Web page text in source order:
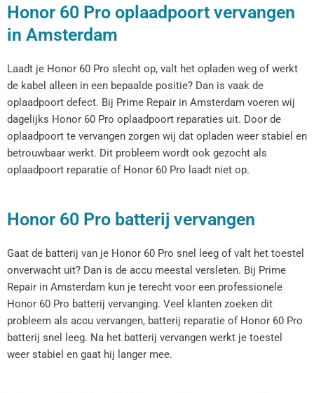
Honor 60 Pro oplaadpoort vervangen
in Amsterdam
Laadt je Honor 60 Pro slecht op, valt het opladen weg of werkt
de kabel alleen in een bepaalde positie? Dan is vaak de
oplaadpoort defect. Bij Prime Repair in Amsterdam voeren wij
dagelijks Honor 60 Pro oplaadpoort reparaties uit. Door de
oplaadpoort te vervangen zorgen wij dat opladen weer stabiel en
betrouwbaar werkt. Dit probleem wordt ook gezocht als
oplaadpoort reparatie of Honor 60 Pro laadt niet op.
Honor 60 Pro batterij vervangen
Gaat de batterij van je Honor 60 Pro snel leeg of valt het toestel
onverwacht uit? Dan is de accu meestal versleten. Bij Prime
Repair in Amsterdam kun je terecht voor een professionele
Honor 60 Pro batterij vervanging. Veel klanten zoeken dit
probleem als accu vervangen, batterij reparatie of Honor 60 Pro
batterij snel leeg. Na het batterij vervangen werkt je toestel
weer stabiel en gaat hij langer mee.